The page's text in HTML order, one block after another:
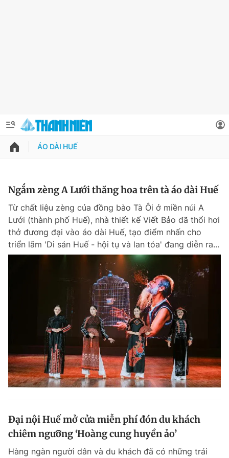
QUẢNG CÁO
Chuyên mục
Chuyên mục khác
Tin 24h
Tin 360
Magazine
Sản phẩm khác
Tiện ích Bạn cần biết
Thông tin tòa soạn Liên hệ quảng cáo
Thông tin tài khoản
Đổi mật khẩu
Tin đã lưu
ÁO DÀI HUẾ
Ngắm zèng A Lưới thăng hoa trên tà áo dài Huế
Từ chất liệu zèng của đồng bào Tà Ôi ở miền núi A
Lưới (thành phố Huế), nhà thiết kế Viết Bảo đã thổi hơi
thở đương đại vào áo dài Huế, tạo điểm nhấn cho
triển lãm 'Di sản Huế - hội tụ và lan tỏa' đang diễn ra...
Đại nội Huế mở cửa miễn phí đón du khách
chiêm ngưỡng ‘Hoàng cung huyền ảo’
Hàng ngàn người dân và du khách đã có những trải